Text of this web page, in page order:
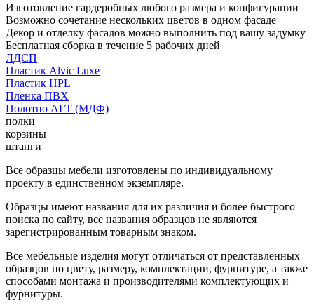
Изготовление гардеробных любого размера и конфигурации
Возможно сочетание нескольких цветов в одном фасаде
Декор и отделку фасадов можно выполнить под вашу задумку
Бесплатная сборка в течение 5 рабочих дней
ЛДСП
Пластик Alvic Luxe
Пластик HPL
Пленка ПВХ
Полотно АГТ (МДФ)
полки
корзины
штанги
Все образцы мебели изготовлены по индивидуальному
проекту в единственном экземпляре.
Образцы имеют названия для их различия и более быстрого
поиска по сайту, все названия образцов не являются
зарегистрированным товарным знаком.
Все мебельные изделия могут отличаться от представленных
образцов по цвету, размеру, комплектации, фурнитуре, а также
способами монтажа и производителями комплектующих и
фурнитуры.